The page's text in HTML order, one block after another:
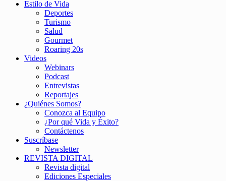
Estilo de Vida
Deportes
Turismo
Salud
Gourmet
Roaring 20s
Videos
Webinars
Podcast
Entrevistas
Reportajes
¿Quiénes Somos?
Conozca al Equipo
¿Por qué Vida y Éxito?
Contáctenos
Suscríbase
Newsletter
REVISTA DIGITAL
Revista digital
Ediciones Especiales